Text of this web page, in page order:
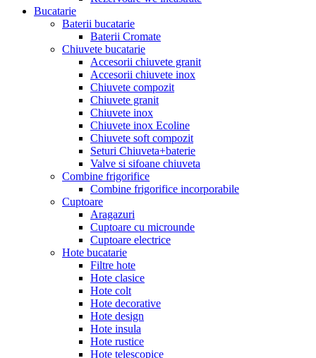
Bucatarie
Baterii bucatarie
Baterii Cromate
Chiuvete bucatarie
Accesorii chiuvete granit
Accesorii chiuvete inox
Chiuvete compozit
Chiuvete granit
Chiuvete inox
Chiuvete inox Ecoline
Chiuvete soft compozit
Seturi Chiuveta+baterie
Valve si sifoane chiuveta
Combine frigorifice
Combine frigorifice incorporabile
Cuptoare
Aragazuri
Cuptoare cu microunde
Cuptoare electrice
Hote bucatarie
Filtre hote
Hote clasice
Hote colt
Hote decorative
Hote design
Hote insula
Hote rustice
Hote telescopice